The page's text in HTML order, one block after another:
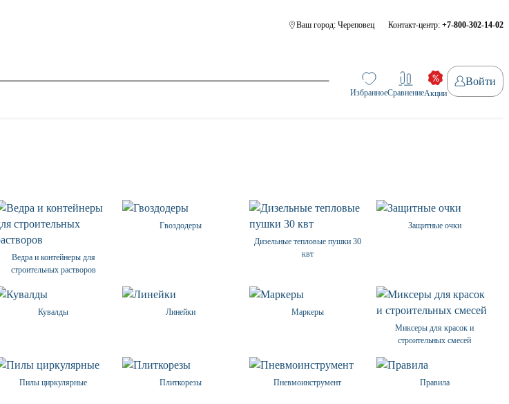
Ваш город: Череповец Контакт-центр: +7-800-302-14-02
ИзбранноеСравнениеАкции
Войти
Ведра и контейнеры для
строительных растворов
Гвоздодеры
Дизельные тепловые пушки 30
квт
Защитные очки
Кувалды Линейки
Маркеры
Миксеры для красок и
строительных смесей
Пилы циркулярные Плиткорезы Пневмоинструмент Правила